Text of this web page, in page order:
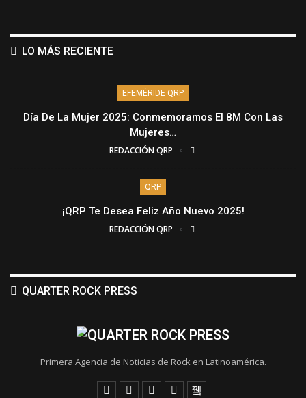
LO MÁS RECIENTE
EFEMÉRIDE QRP
Día De La Mujer 2025: Conmemoramos El 8M Con Las
Mujeres…
REDACCIÓN QRP
QRP
¡QRP Te Desea Feliz Año Nuevo 2025!
REDACCIÓN QRP
QUARTER ROCK PRESS
Primera Agencia de Noticias de Rock en Latinoamérica.